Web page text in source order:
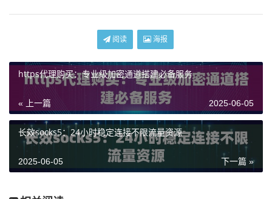
阅读 海报
https代理购买：专业级加密通道搭建必备服务
« 上一篇 2025-06-05
长效socks5：24小时稳定连接不限流量资源
下一篇 »
2025-06-05